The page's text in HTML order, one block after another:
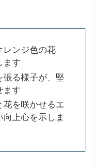
レンジ色の花
ます
張る様子が、堅
ます
花を咲かせるエ
上心を示しま